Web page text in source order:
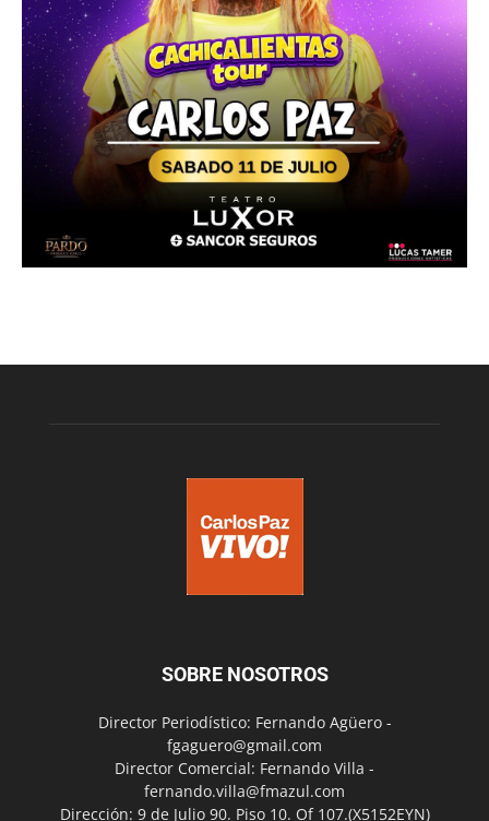
SOBRE NOSOTROS
Director Periodístico: Fernando Agüero -
fgaguero@gmail.com
Director Comercial: Fernando Villa -
fernando.villa@fmazul.com
Dirección: 9 de Julio 90. Piso 10. Of 107.(X5152EYN)